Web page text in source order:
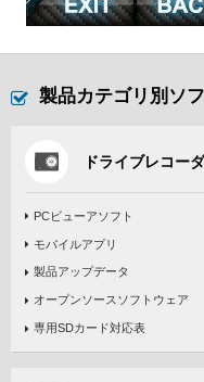
製品カテゴリ別ソ
ドライブレコー
PCビューアソフト
モバイルアプリ
製品アップデータ
オープンソースソフトウェア
専用SDカード対応表